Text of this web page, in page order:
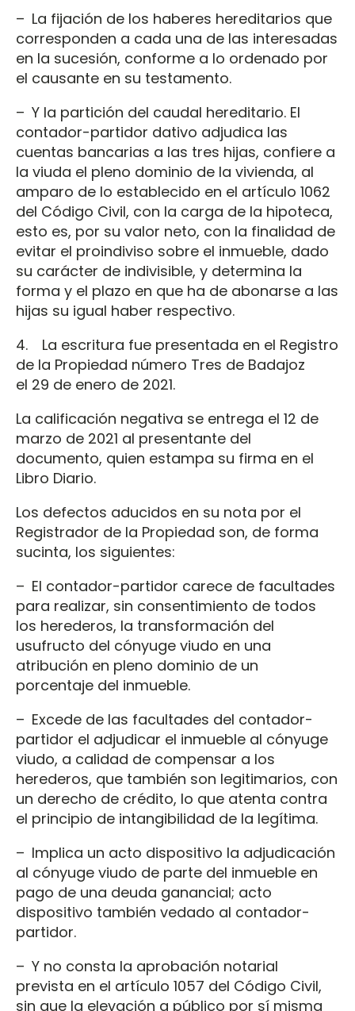
– La fijación de los haberes hereditarios que
corresponden a cada una de las interesadas
en la sucesión, conforme a lo ordenado por
el causante en su testamento.
– Y la partición del caudal hereditario. El
contador-partidor dativo adjudica las
cuentas bancarias a las tres hijas, confiere a
la viuda el pleno dominio de la vivienda, al
amparo de lo establecido en el artículo 1062
del Código Civil, con la carga de la hipoteca,
esto es, por su valor neto, con la finalidad de
evitar el proindiviso sobre el inmueble, dado
su carácter de indivisible, y determina la
forma y el plazo en que ha de abonarse a las
hijas su igual haber respectivo.
4. La escritura fue presentada en el Registro
de la Propiedad número Tres de Badajoz
el 29 de enero de 2021.
La calificación negativa se entrega el 12 de
marzo de 2021 al presentante del
documento, quien estampa su firma en el
Libro Diario.
Los defectos aducidos en su nota por el
Registrador de la Propiedad son, de forma
sucinta, los siguientes:
– El contador-partidor carece de facultades
para realizar, sin consentimiento de todos
los herederos, la transformación del
usufructo del cónyuge viudo en una
atribución en pleno dominio de un
porcentaje del inmueble.
– Excede de las facultades del contador-
partidor el adjudicar el inmueble al cónyuge
viudo, a calidad de compensar a los
herederos, que también son legitimarios, con
un derecho de crédito, lo que atenta contra
el principio de intangibilidad de la legítima.
– Implica un acto dispositivo la adjudicación
al cónyuge viudo de parte del inmueble en
pago de una deuda ganancial; acto
dispositivo también vedado al contador-
partidor.
– Y no consta la aprobación notarial
prevista en el artículo 1057 del Código Civil,
sin que la elevación a público por sí misma